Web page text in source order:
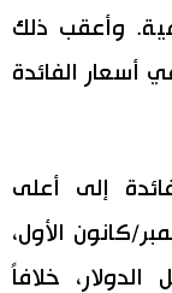
وأعقب ذلك
أسعار الفائدة
إلى أعلى
منذ 30 عاماً في 19 ديسمبر/كانون الأول،
خلافاً